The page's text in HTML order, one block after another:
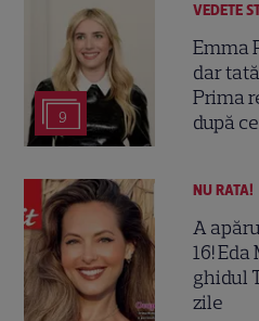
9
VEDETE
Emma
dar
Prima
după
NU RATA!
A
16!
ghidul
zile